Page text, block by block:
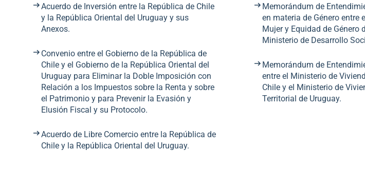
Acuerdo de Inversión entre la República de Chile
y la República Oriental del Uruguay y sus
Anexos.
Convenio entre el Gobierno de la República de
Chile y el Gobierno de la República Oriental del
Uruguay para Eliminar la Doble Imposición con
Relación a los Impuestos sobre la Renta y sobre
el Patrimonio y para Prevenir la Evasión y
Elusión Fiscal y su Protocolo.
Acuerdo de Libre Comercio entre la República de
Chile y la República Oriental del Uruguay.
Memorándum de
en materia de Género entre
Mujer y Equidad de Género
Ministerio de Desarrollo
Memorándum de
entre el Ministerio de
Chile y el Ministerio de
Territorial de Uruguay.